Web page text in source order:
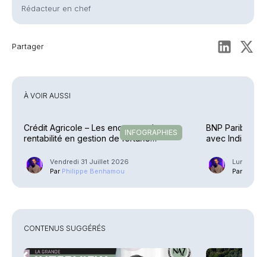
Rédacteur en chef
Partager
À VOIR AUSSI
INFOGRAPHIES
Crédit Agricole – Les encours et la
rentabilité en gestion de fortune
Vendredi 31 Juillet 2026
Par Philippe Benhamou
BNP Paribas
avec IndiaFirst
Lundi 27
Par
CONTENUS SUGGÉRÉS